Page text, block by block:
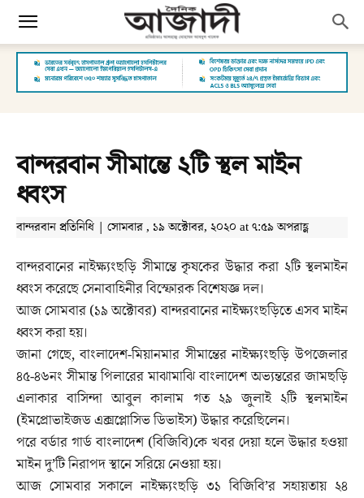
বান্দরবান সীমান্তে ২টি স্থল মাইন
ধ্বংস
বান্দরবান প্রতিনিধি | সোমবার , ১৯ অক্টোবর, ২০২০ at ৭:৫৯ অপরাহ্ণ
বান্দরবানের নাইক্ষ্যংছড়ি সীমান্তে কৃষকের উদ্ধার করা ২টি স্থলমাইন
ধ্বংস করেছে সেনাবাহিনীর বিস্ফোরক বিশেষজ্ঞ দল।
আজ সোমবার (১৯ অক্টোবর) বান্দরবানের নাইক্ষ্যংছড়িতে এসব মাইন
ধ্বংস করা হয়।
জানা গেছে, বাংলাদেশ-মিয়ানমার সীমান্তের নাইক্ষ্যংছড়ি উপজেলার
৪৫-৪৬নং সীমান্ত পিলারের মাঝামাঝি বাংলাদেশ অভ্যন্তরের জামছড়ি
এলাকার বাসিন্দা আবুল কালাম গত ২৯ জুলাই ২টি স্থলমাইন
(ইমপ্রোভাইজড এক্সপ্লোসিভ ডিভাইস) উদ্ধার করেছিলেন।
পরে বর্ডার গার্ড বাংলাদেশ (বিজিবি)কে খবর দেয়া হলে উদ্ধার হওয়া
মাইন দু’টি নিরাপদ স্থানে সরিয়ে নেওয়া হয়।
আজ সোমবার সকালে নাইক্ষ্যংছড়ি ৩১ বিজিবি’র সহায়তায় ২৪